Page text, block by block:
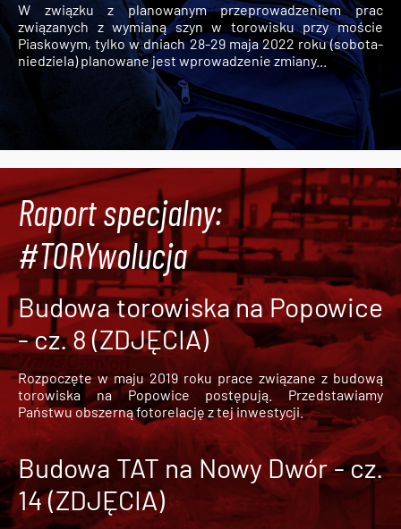
W związku z planowanym przeprowadzeniem prac
związanych z wymianą szyn w torowisku przy moście
Piaskowym, tylko w dniach 28-29 maja 2022 roku (sobota-
niedziela) planowane jest wprowadzenie zmiany...
Raport specjalny:
#TORYwolucja
Budowa torowiska na Popowice
- cz. 8 (ZDJĘCIA)
Rozpoczęte w maju 2019 roku prace związane z budową
torowiska na Popowice
postępują. Przedstawiamy
Państwu obszerną fotorelację z tej inwestycji.
Budowa TAT na Nowy Dwór - cz.
14 (ZDJĘCIA)